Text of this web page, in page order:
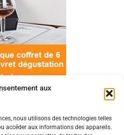
aux
nous utilisons des technologies telles
accéder aux informations des appareils.